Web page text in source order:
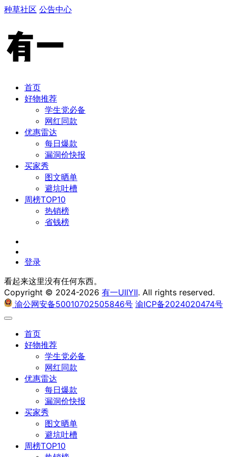
种草社区 公告中心
首页
好物推荐
学生党必备
​网红同款
优惠雷达
每日爆款
漏洞价快报
买家秀
图文晒单
避坑吐槽
周榜TOP10
热销榜
​省钱榜
登录
看起来这里没有任何东西。
Copyright © 2024-2026 有一UIIYII. All rights reserved.
渝公网安备50010702505846号 渝ICP备2024020474号
首页
好物推荐
学生党必备
​网红同款
优惠雷达
每日爆款
漏洞价快报
买家秀
图文晒单
避坑吐槽
周榜TOP10